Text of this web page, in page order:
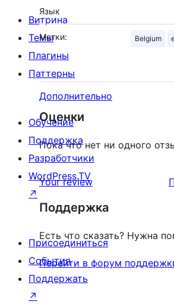
Язык
Метки: Belgium
Дополнительно
Оценки
Пока что нет ни одного
Your review
Поддержка
Есть что сказать? Нужна
Перейти в форум
Витрина
Темы
Плагины
Паттерны
Обучение
Поддержка
Разработчики
WordPress.TV
↗
Присоединиться
События
Поддержать
↗